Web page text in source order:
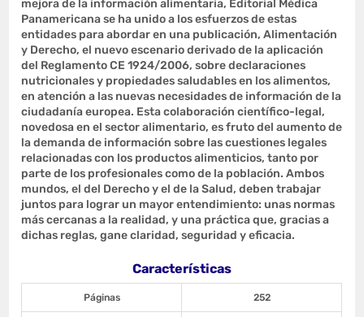
mejora de la información alimentaria, Editorial Médica
Panamericana se ha unido a los esfuerzos de estas
entidades para abordar en una publicación, Alimentación
y Derecho, el nuevo escenario derivado de la aplicación
del Reglamento CE 1924/2006, sobre declaraciones
nutricionales y propiedades saludables en los alimentos,
en atención a las nuevas necesidades de información de la
ciudadanía europea. Esta colaboración científico-legal,
novedosa en el sector alimentario, es fruto del aumento de
la demanda de información sobre las cuestiones legales
relacionadas con los productos alimenticios, tanto por
parte de los profesionales como de la población. Ambos
mundos, el del Derecho y el de la Salud, deben trabajar
juntos para lograr un mayor entendimiento: unas normas
más cercanas a la realidad, y una práctica que, gracias a
dichas reglas, gane claridad, seguridad y eficacia.
Características
Páginas 252